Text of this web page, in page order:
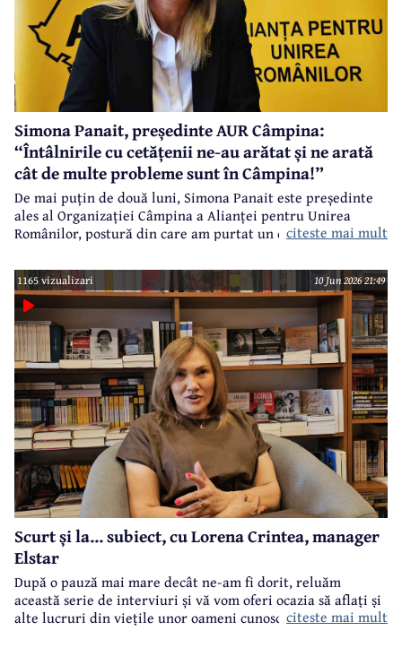
Simona Panait, președinte AUR Câmpina:
“Întâlnirile cu cetățenii ne-au arătat și ne arată
cât de multe probleme sunt în Câmpina!”
De mai puțin de două luni, Simona Panait este președinte
ales al Organizației Câmpina a Alianței pentru Unirea
Românilor, postură din care am purtat un dialog despre
formațiuni politice.
citeste mai mult
1165 vizualizari 10 Jun 2026 21:49
Scurt și la... subiect, cu Lorena Crintea, manager
Elstar
După o pauză mai mare decât ne-am fi dorit, reluăm
această serie de interviuri și vă vom oferi ocazia să aflați și
alte lucruri din viețile unor oameni cunoscuți din Câmpina.
citeste mai mult